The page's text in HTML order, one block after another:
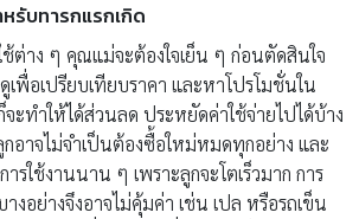
รับทารกแรกเกิด
ช้ต่าง ๆ คุณแม่จะต้องใจเย็น ๆ ก่อนตัดสินใจ
เพื่อเปรียบเทียบราคา และหาโปรโมชั่นใน
จะทำให้ได้ส่วนลด ประหยัดค่าใช้จ่ายไปได้บ้าง
กอาจไม่จำเป็นต้องซื้อใหม่หมดทุกอย่าง และ
ารใช้งานนาน ๆ เพราะลูกจะโตเร็วมาก การ
งอย่างจึงอาจไม่คุ้มค่า เช่น เปล หรือรถเข็น